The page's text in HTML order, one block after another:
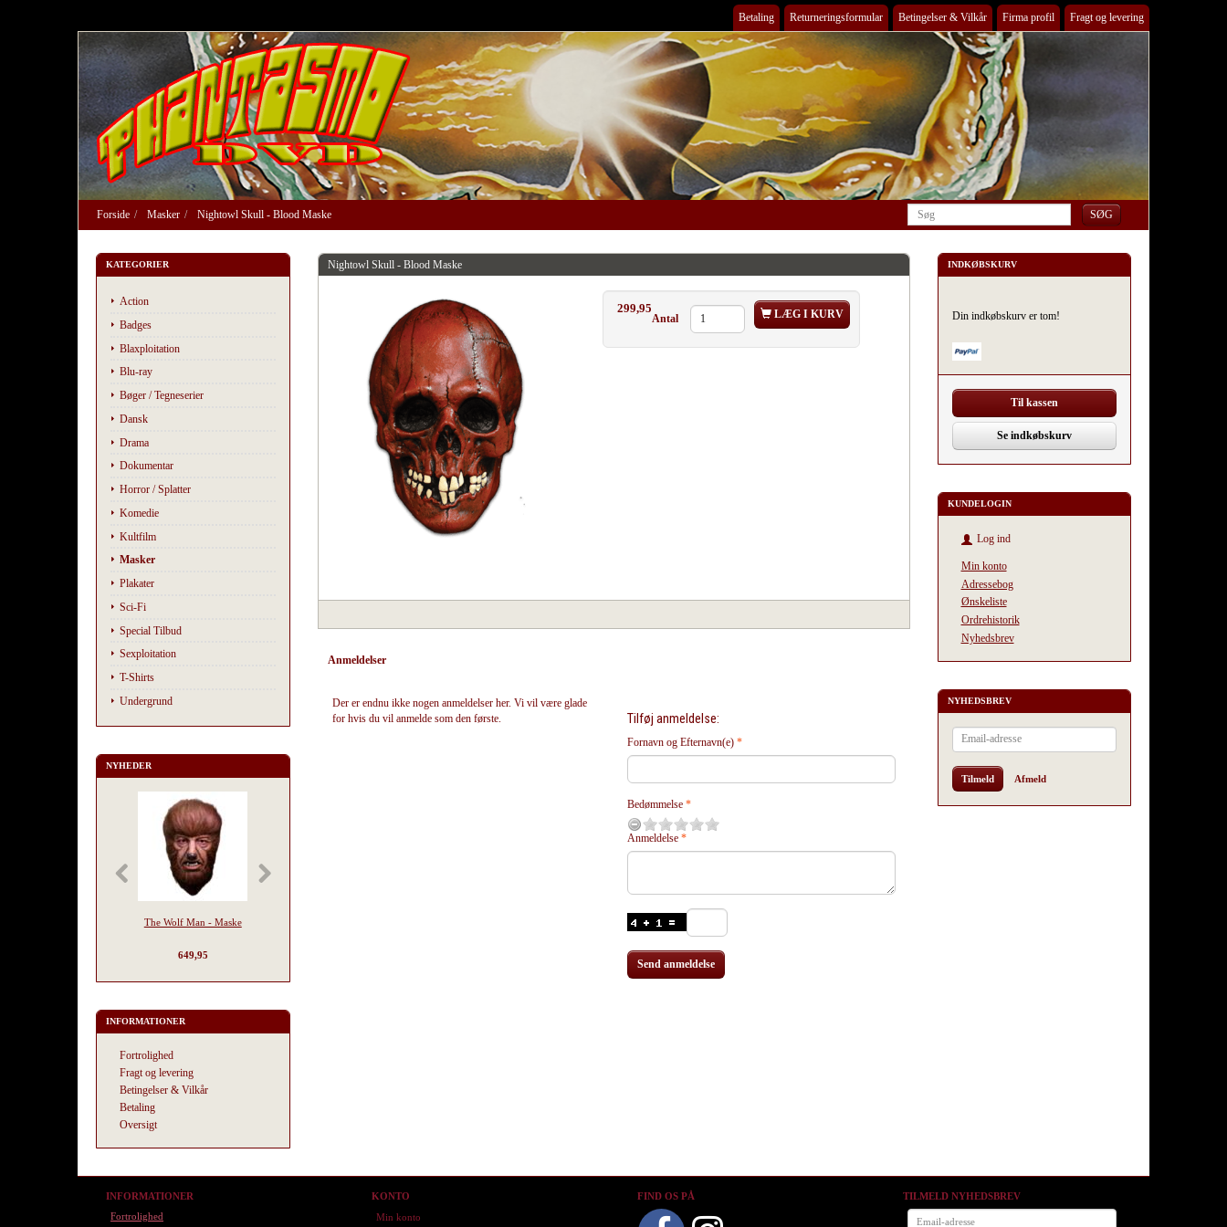
Fragt og levering
Firma profil
Betingelser & Vilkår
Returneringsformular
Betaling
Forside Masker Nightowl Skull - Blood Maske
KATEGORIER
Action
Badges
Blaxploitation
Blu-ray
Bøger / Tegneserier
Dansk
Drama
Dokumentar
Horror / Splatter
Komedie
Kultfilm
Masker
Plakater
Sci-Fi
Special Tilbud
Sexploitation
T-Shirts
Undergrund
NYHEDER
The Wolf Man - Maske
649,95
The Texas Chainsaw Massacre -
Killing Mask
599,95
INFORMATIONER
Fortrolighed
Fragt og levering
Betingelser & Vilkår
Betaling
Oversigt
Nightowl Skull - Blood Maske
299,95
Antal LÆG I KURV
Anmeldelser
Der er endnu ikke nogen anmeldelser her. Vi vil være glade
for hvis du vil anmelde som den første.
Tilføj anmeldelse:
Fornavn og Efternavn(e)
Bedømmelse
Anmeldelse
Send anmeldelse
INDKØBSKURV
Din indkøbskurv er tom!
Til kassen
Se indkøbskurv
KUNDELOGIN
Log ind
Min konto
Adressebog
Ønskeliste
Ordrehistorik
Nyhedsbrev
NYHEDSBREV
Email-
adresse
Tilmeld Afmeld
INFORMATIONER
Fortrolighed
KONTO
Min konto
FIND OS PÅ
TILMELD NYHEDSBREV
Email-